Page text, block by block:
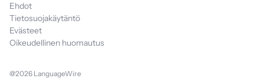
Ehdot
Tietosuojakäytäntö
Evästeet
Oikeudellinen huomautus
@2026 LanguageWire